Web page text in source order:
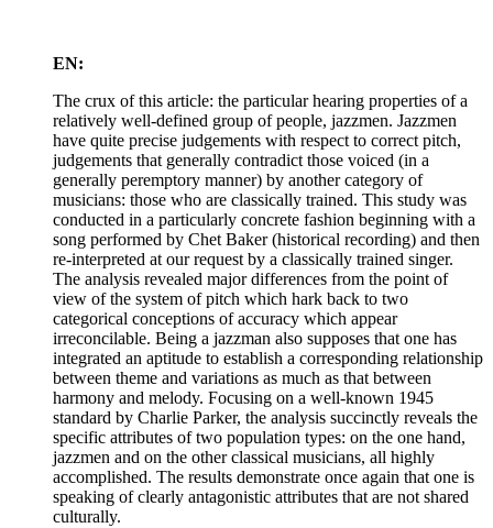
EN:
The crux of this article: the particular hearing properties of a
relatively well-defined group of people, jazzmen. Jazzmen
have quite precise judgements with respect to correct pitch,
judgements that generally contradict those voiced (in a
generally peremptory manner) by another category of
musicians: those who are classically trained. This study was
conducted in a particularly concrete fashion beginning with a
song performed by Chet Baker (historical recording) and then
re-interpreted at our request by a classically trained singer.
The analysis revealed major differences from the point of
view of the system of pitch which hark back to two
categorical conceptions of accuracy which appear
irreconcilable. Being a jazzman also supposes that one has
integrated an aptitude to establish a corresponding relationship
between theme and variations as much as that between
harmony and melody. Focusing on a well-known 1945
standard by Charlie Parker, the analysis succinctly reveals the
specific attributes of two population types: on the one hand,
jazzmen and on the other classical musicians, all highly
accomplished. The results demonstrate once again that one is
speaking of clearly antagonistic attributes that are not shared
culturally.